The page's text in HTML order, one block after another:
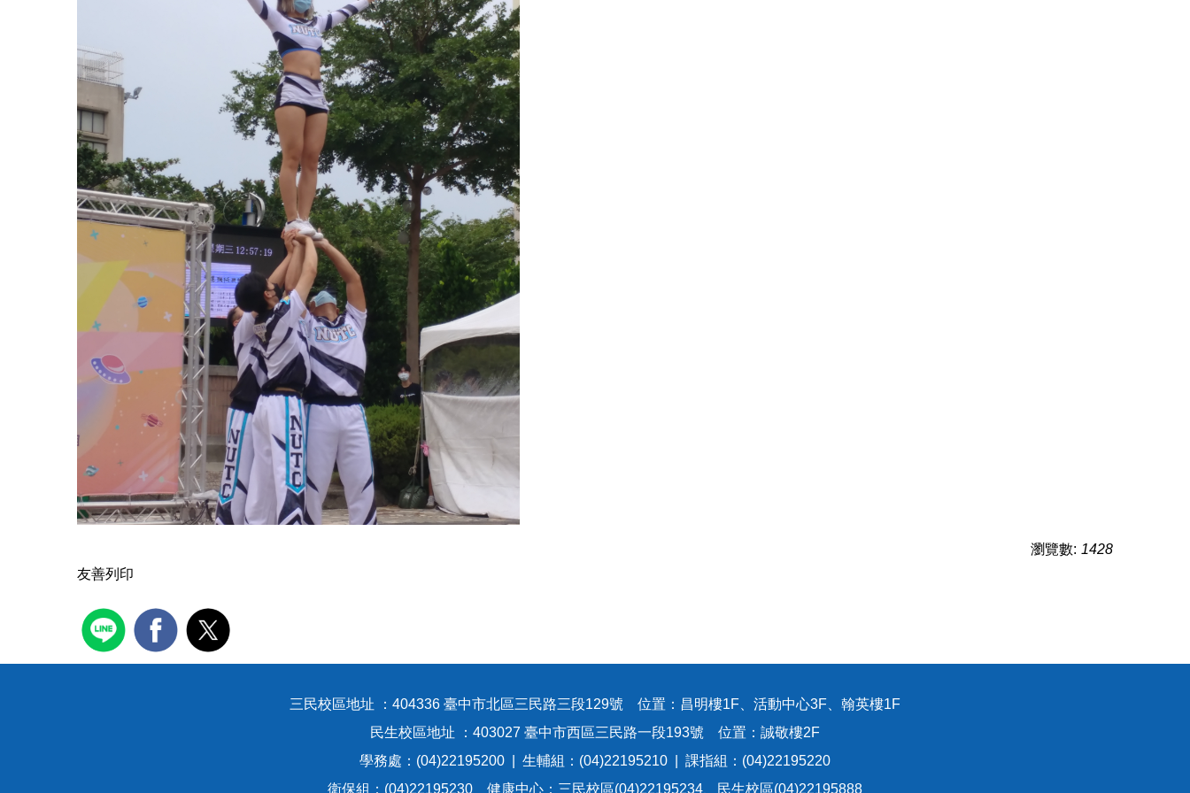
瀏覽數: 1428
友善列印
三民校區地址 ：404336 臺中市北區三民路三段129號 位置：昌明樓1F、活動中心3F、翰英樓1F
民生校區地址 ：403027 臺中市西區三民路一段193號 位置：誠敬樓2F
學務處：(04)22195200 | 生輔組：(04)22195210 | 課指組：(04)22195220
衛保組：(04)22195230 健康中心：三民校區(04)22195234、民生校區(04)22195888